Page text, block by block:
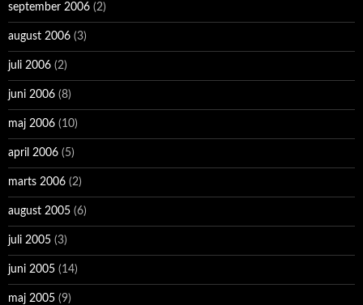
september 2006 (2)
august 2006 (3)
juli 2006 (2)
juni 2006 (8)
maj 2006 (10)
april 2006 (5)
marts 2006 (2)
august 2005 (6)
juli 2005 (3)
juni 2005 (14)
maj 2005 (9)